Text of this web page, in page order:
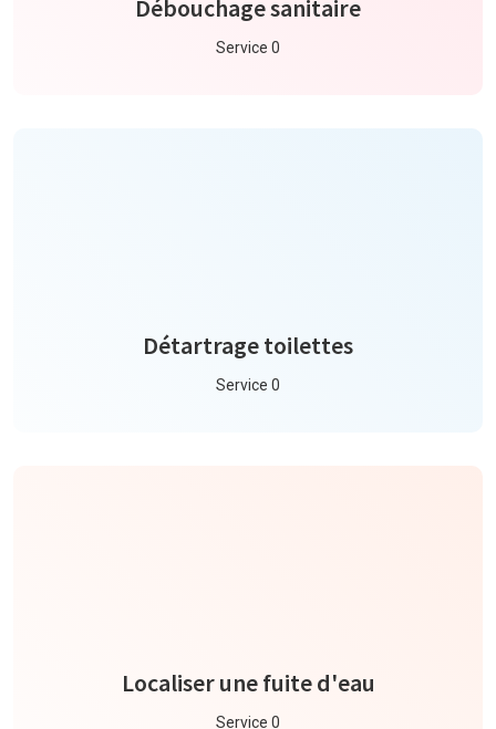
Débouchage sanitaire
Service 0
Détartrage toilettes
Service 0
Localiser une fuite d'eau
Service 0